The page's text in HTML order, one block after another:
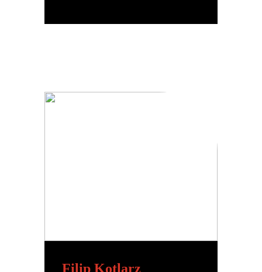
Filip Kotlarz